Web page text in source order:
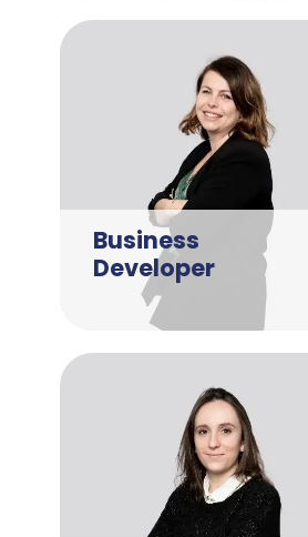
Business
Developer